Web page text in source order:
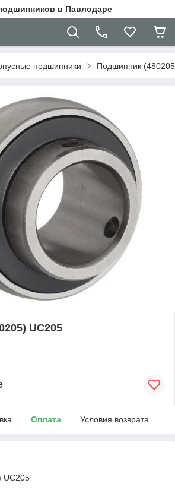
в Павлодаре
подшипники Подшипник
UC205
Оплата Условия возврата
UC205